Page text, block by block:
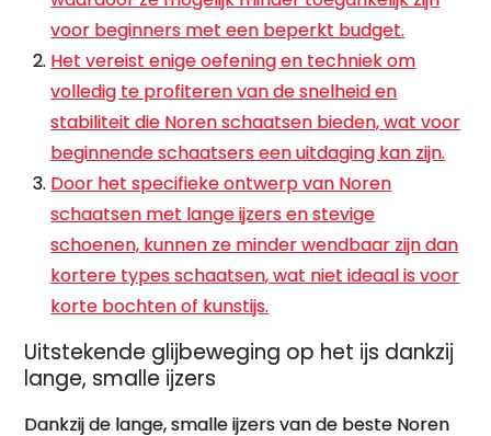
voor beginners met een beperkt budget.
Het vereist enige oefening en techniek om
volledig te profiteren van de snelheid en
stabiliteit die Noren schaatsen bieden, wat voor
beginnende schaatsers een uitdaging kan zijn.
Door het specifieke ontwerp van Noren
schaatsen met lange ijzers en stevige
schoenen, kunnen ze minder wendbaar zijn dan
kortere types schaatsen, wat niet ideaal is voor
korte bochten of kunstijs.
Uitstekende glijbeweging op het ijs dankzij
lange, smalle ijzers
Dankzij de lange, smalle ijzers van de beste Noren